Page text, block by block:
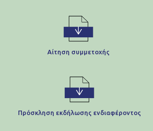
Αίτηση συμμετοχής
Πρόσκληση εκδήλωσης ενδιαφέροντος